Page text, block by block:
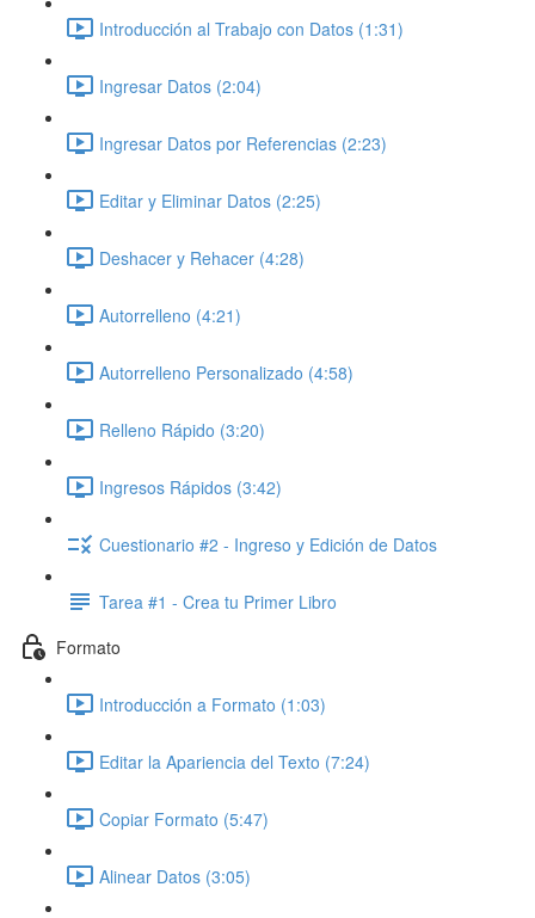
Introducción al Trabajo con Datos (1:31)
Ingresar Datos (2:04)
Ingresar Datos por Referencias (2:23)
Editar y Eliminar Datos (2:25)
Deshacer y Rehacer (4:28)
Autorrelleno (4:21)
Autorrelleno Personalizado (4:58)
Relleno Rápido (3:20)
Ingresos Rápidos (3:42)
Cuestionario #2 - Ingreso y Edición de Datos
Tarea #1 - Crea tu Primer Libro
Formato
Introducción a Formato (1:03)
Editar la Apariencia del Texto (7:24)
Copiar Formato (5:47)
Alinear Datos (3:05)